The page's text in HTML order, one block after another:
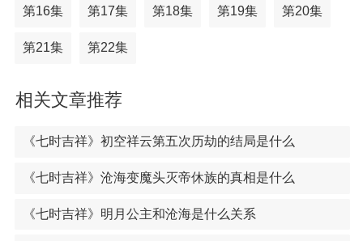
第16集 第17集 第18集 第19集 第20集
第21集 第22集
相关文章推荐
《七时吉祥》初空祥云第五次历劫的结局是什么
《七时吉祥》沧海变魔头灭帝休族的真相是什么
《七时吉祥》明月公主和沧海是什么关系